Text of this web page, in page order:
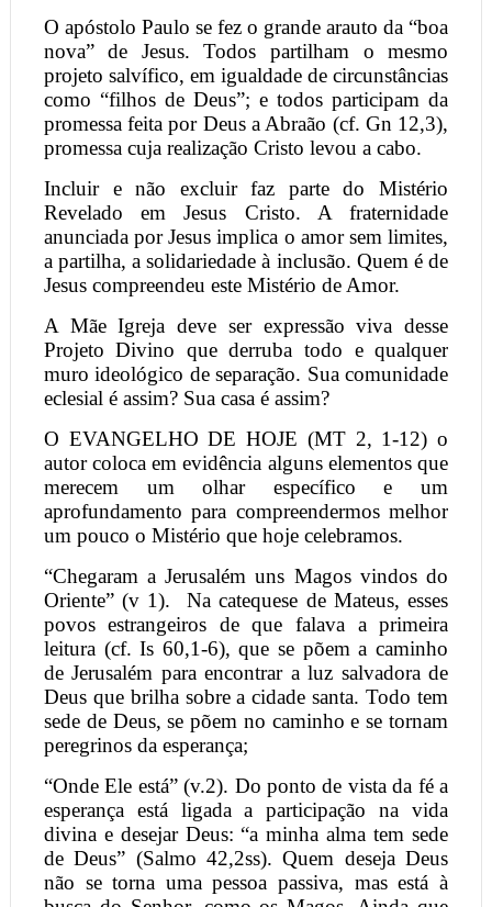
O apóstolo Paulo se fez o grande arauto da “boa
nova” de Jesus. Todos partilham o mesmo
projeto salvífico, em igualdade de circunstâncias
como “filhos de Deus”; e todos participam da
promessa feita por Deus a Abraão (cf. Gn 12,3),
promessa cuja realização Cristo levou a cabo.
Incluir e não excluir faz parte do Mistério
Revelado em Jesus Cristo. A fraternidade
anunciada por Jesus implica o amor sem limites,
a partilha, a solidariedade à inclusão. Quem é de
Jesus compreendeu este Mistério de Amor.
A Mãe Igreja deve ser expressão viva desse
Projeto Divino que derruba todo e qualquer
muro ideológico de separação. Sua comunidade
eclesial é assim? Sua casa é assim?
O EVANGELHO DE HOJE (MT 2, 1-12) o
autor coloca em evidência alguns elementos que
merecem um olhar específico e um
aprofundamento para compreendermos melhor
um pouco o Mistério que hoje celebramos.
“Chegaram a Jerusalém uns Magos vindos do
Oriente” (v 1).
Na catequese de Mateus, esses
povos estrangeiros de que falava a primeira
leitura (cf. Is 60,1-6), que se põem a caminho
de Jerusalém para encontrar a luz salvadora de
Deus que brilha sobre a cidade santa. Todo tem
sede de Deus, se põem no caminho e se tornam
peregrinos da esperança;
“Onde Ele está” (v.2). Do ponto de vista da fé a
esperança está ligada a participação na vida
divina e desejar Deus: “a minha alma tem sede
de Deus” (Salmo 42,2ss). Quem deseja Deus
não se torna uma pessoa passiva, mas está à